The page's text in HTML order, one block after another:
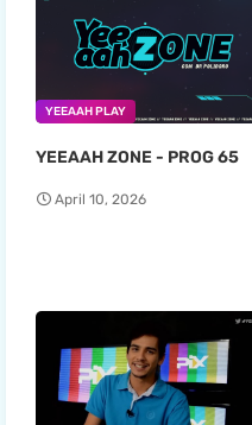
YEEAAH PLAY
YEEAAH ZONE - PROG 65
April 10, 2026